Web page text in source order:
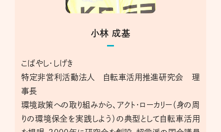
小林 成基
こばやし・しげき
特定非営利活動法人 自転車活用推進研究会 理
事長
環境政策への取り組みから、アクト・ローカリー（身の周
りの環境保全を実践しよう）の典型として自転車活用